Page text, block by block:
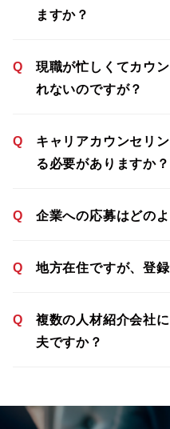
ますか？
Q
現職が忙しくてカウ
れないのですが？
Q
キャリアカウンセリ
る必要がありますか？
Q 企業への応募はどの
Q 地方在住ですが、登
Q
複数の人材紹介会社
夫ですか？